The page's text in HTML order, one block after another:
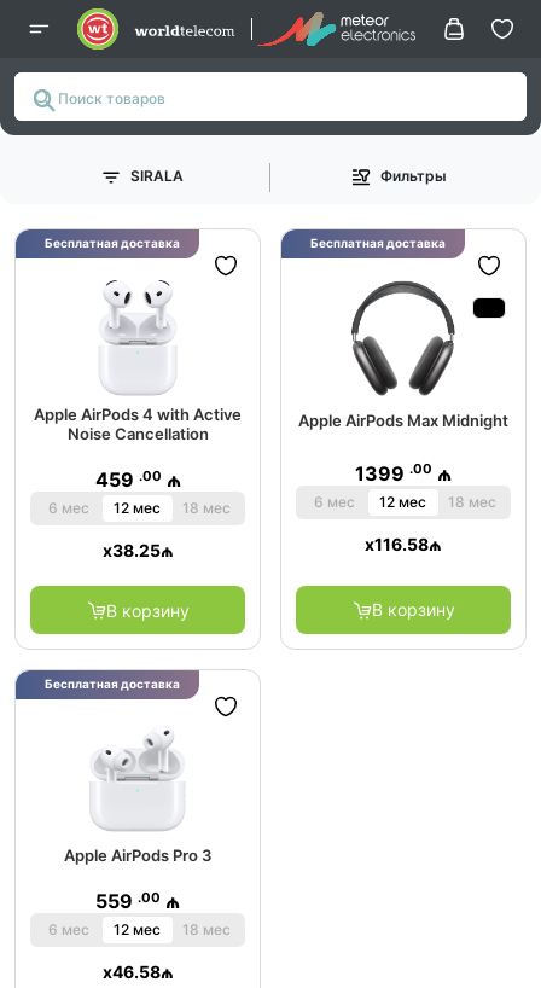
SIRALA Фильтры
Apple AirPods 4 with Active
Noise Cancellation
459 .00 ₼
6 мес 12 мес 18 мес
x38.25₼
В корзину
Бесплатная доставка
Apple AirPods Max Midnight
1399 .00 ₼
6 мес 12 мес 18 мес
x116.58₼
В корзину
Бесплатная доставка
Apple AirPods Pro 3
559 .00 ₼
6 мес 12 мес 18 мес
x46.58₼
Бесплатная доставка